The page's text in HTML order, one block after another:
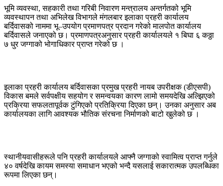
भूमि व्यवस्था, सहकारी तथा गरिबी निवारण मन्त्रालय अन्तर्गतको भूमि
व्यवस्थापन तथा अभिलेख विभागले मंगलबार इलाका प्रहरी कार्यालय
बर्दिवासको नाममा भू–उपयोग प्रमाणपत्र प्रदान गरेको मालपोत कार्यालय
बर्दिवासले जनाएको छ। प्रमाणपत्रअनुसार प्रहरी कार्यालयले १ बिघा ६ कठ्ठा
७ धुर जग्गाको भोगाधिकार प्राप्त गरेको छ ।
इलाका प्रहरी कार्यालय बर्दिवासका प्रमुख प्रहरी नायब उपरीक्षक (डीएसपी)
विकास बमले सर्वपक्षीय सहयोग र समन्वयका कारण लामो समयदेखि अल्झिएको
प्रक्रिया सफलतापूर्वक टुंगिएको प्रतिक्रिया दिएका छन्। उनका अनुसार अब
कार्यालयका लागि आवश्यक भौतिक संरचना निर्माणको बाटो खुलेको छ ।
स्थानीयवासीहरूले पनि प्रहरी कार्यालयले आफ्नै जग्गाको स्वामित्व प्राप्त गर्नुले
४० वर्षदेखि कायम समस्या समाधान भएको भन्दै यसलाई सकारात्मक उपलब्धिका
रूपमा लिएका छन्।